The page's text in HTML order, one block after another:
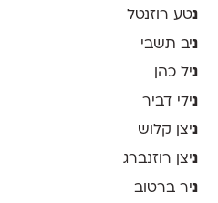
נטע רוזנטל
ניב תשבי
ניל כהן
נילי דביר
ניצן קלוש
ניצן רוזנברג
ניר ברטוב